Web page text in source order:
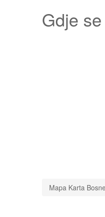
Gdje
Mapa Karta